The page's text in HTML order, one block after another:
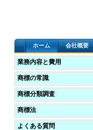
ホーム 会社概要
業務内容と費用
商標の常識
商標分類調査
商標法
よくある質問